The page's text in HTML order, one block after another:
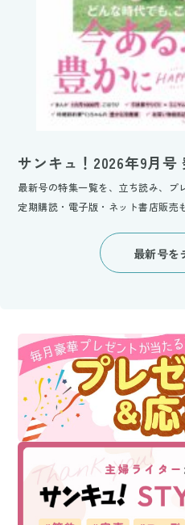
サンキュ！2026年9月号
最新号の特集一覧を、立ち読み、プ
定期購読・電子版・ネット書店販売
最新号を